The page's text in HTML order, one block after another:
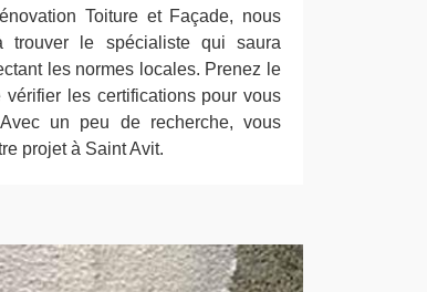
Toiture et Façade, nous
le spécialiste qui saura
les normes locales. Prenez le
les certifications pour vous
un peu de recherche, vous
projet à Saint Avit.